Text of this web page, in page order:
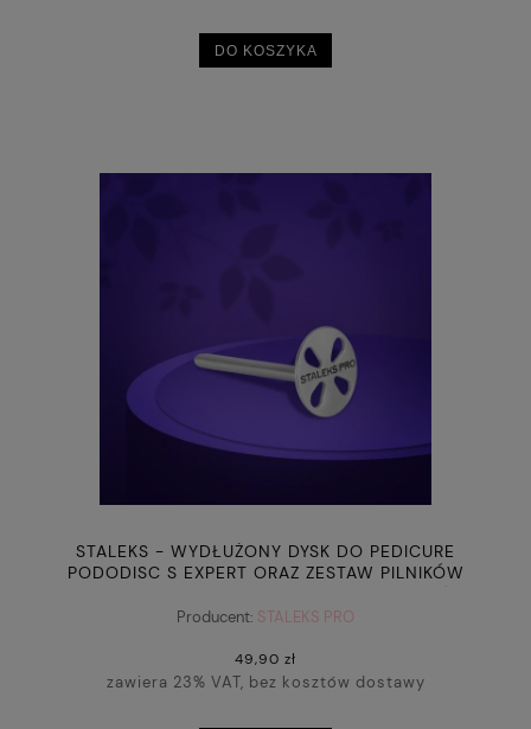
DO KOSZYKA
STALEKS - WYDŁUŻONY DYSK DO PEDICURE
PODODISC S EXPERT ORAZ ZESTAW PILNIKÓW
Producent: STALEKS PRO
49,90 zł
zawiera 23% VAT, bez kosztów dostawy